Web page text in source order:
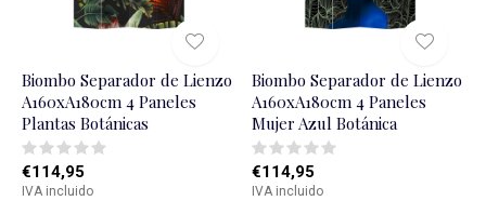
Biombo Separador de Lienzo
A160xA180cm 4 Paneles
Plantas Botánicas
€114,95
IVA incluido
Biombo Separador de Lienzo
A160xA180cm 4 Paneles
Mujer Azul Botánica
€114,95
IVA incluido